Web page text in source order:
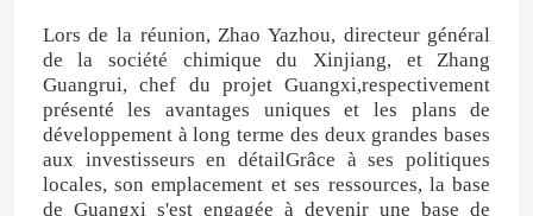
Lors de la réunion, Zhao Yazhou, directeur général
de la société chimique du Xinjiang, et Zhang
Guangrui, chef du projet Guangxi,respectivement
présenté les avantages uniques et les plans de
développement à long terme des deux grandes bases
aux investisseurs en détailGrâce à ses politiques
locales, son emplacement et ses ressources, la base
de Guangxi s'est engagée à devenir une base de